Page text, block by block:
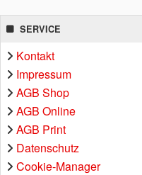
SERVICE
Kontakt
Impressum
AGB Shop
AGB Online
AGB Print
Datenschutz
Cookie-Manager